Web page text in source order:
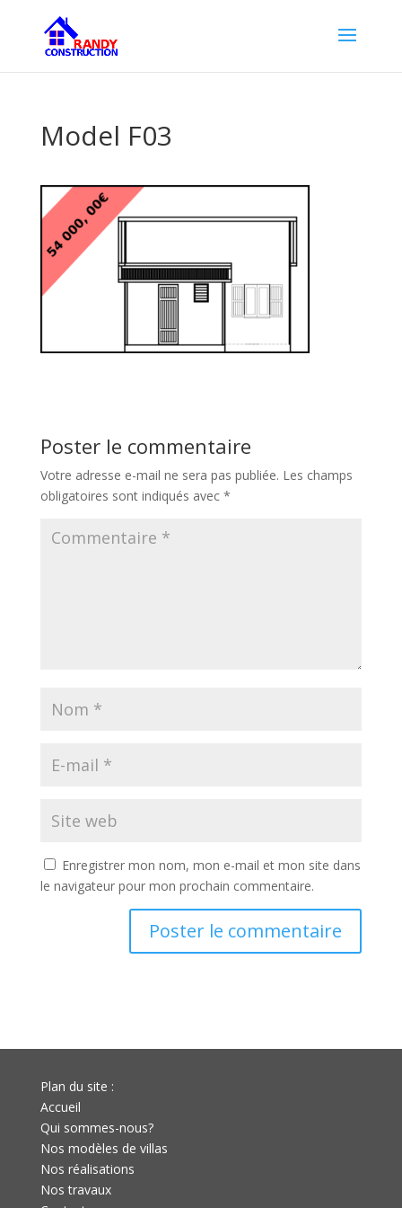
Model F03
Poster le commentaire
Votre adresse e-mail ne sera pas publiée. Les champs
obligatoires sont indiqués avec *
Enregistrer mon nom, mon e-mail et mon site dans
le navigateur pour mon prochain commentaire.
Plan du site :
Accueil
Qui sommes-nous?
Nos modèles de villas
Nos réalisations
Nos travaux